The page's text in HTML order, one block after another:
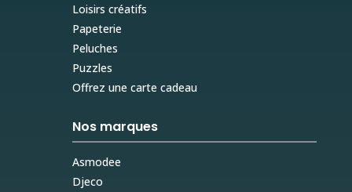
Loisirs créatifs
Papeterie
Peluches
Puzzles
Offrez une carte cadeau
Nos marques
Asmodee
Djeco